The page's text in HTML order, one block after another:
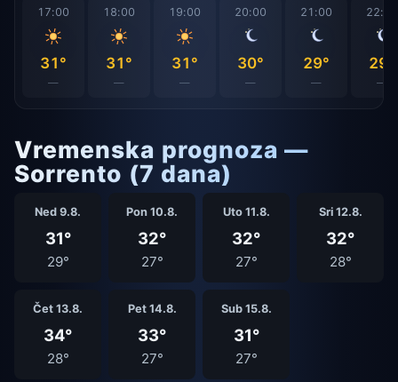
17:00
31°
—
18:00
31°
—
19:00
31°
—
20:00
30°
—
21:00
29°
—
22:00
29°
—
Vremenska prognoza —
Sorrento (7 dana)
Ned 9.8.
31°
29°
Pon 10.8.
32°
27°
Uto 11.8.
32°
27°
Sri 12.8.
32°
28°
Čet 13.8.
34°
28°
Pet 14.8.
33°
27°
Sub 15.8.
31°
27°